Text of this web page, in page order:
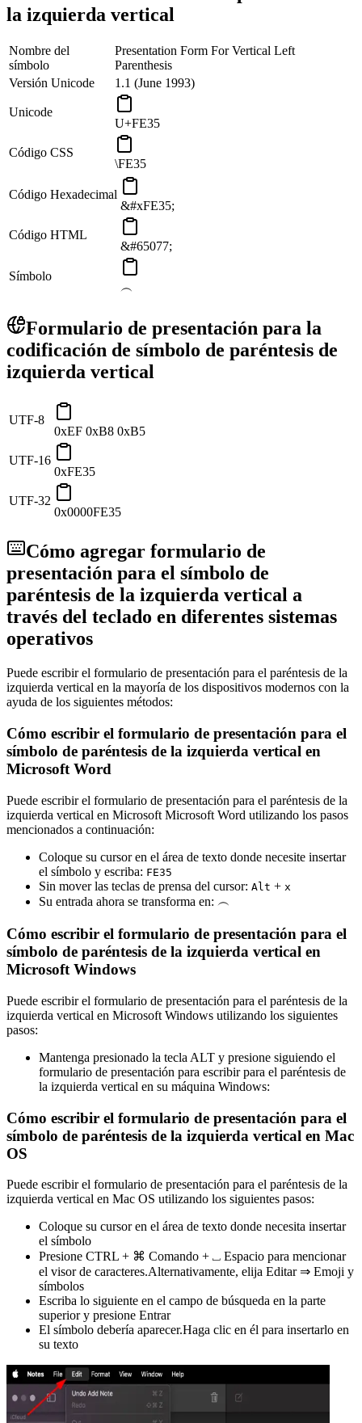
la izquierda vertical
Nombre del
símbolo
Presentation Form For Vertical Left
Parenthesis
Versión Unicode
1.1 (June 1993)
Unicode
U+FE35
Código CSS
\FE35
Código Hexadecimal
&#xFE35;
Código HTML
&#65077;
Símbolo
︵
Formulario de presentación para la
codificación de símbolo de paréntesis de
izquierda vertical
UTF-8
0xEF 0xB8 0xB5
UTF-16
0xFE35
UTF-32
0x0000FE35
Cómo agregar formulario de
presentación para el símbolo de
paréntesis de la izquierda vertical a
través del teclado en diferentes sistemas
operativos
Puede escribir el formulario de presentación para el paréntesis de la
izquierda vertical en la mayoría de los dispositivos modernos con la
ayuda de los siguientes métodos:
Cómo escribir el formulario de presentación para el
símbolo de paréntesis de la izquierda vertical en
Microsoft Word
Puede escribir el formulario de presentación para el paréntesis de la
izquierda vertical en Microsoft Microsoft Word utilizando los pasos
mencionados a continuación:
Coloque su cursor en el área de texto donde necesite insertar
el símbolo y escriba: FE35
Sin mover las teclas de prensa del cursor: Alt + x
Su entrada ahora se transforma en: ︵
Cómo escribir el formulario de presentación para el
símbolo de paréntesis de la izquierda vertical en
Microsoft Windows
Puede escribir el formulario de presentación para el paréntesis de la
izquierda vertical en Microsoft Windows utilizando los siguientes
pasos:
Mantenga presionado la tecla ALT y presione siguiendo el
formulario de presentación para escribir para el paréntesis de
la izquierda vertical en su máquina Windows:
Cómo escribir el formulario de presentación para el
símbolo de paréntesis de la izquierda vertical en Mac
OS
Puede escribir el formulario de presentación para el paréntesis de la
izquierda vertical en Mac OS utilizando los siguientes pasos:
Coloque su cursor en el área de texto donde necesita insertar
el símbolo
Presione CTRL + ⌘ Comando + ⎵ Espacio para mencionar
el visor de caracteres.Alternativamente, elija Editar ⇒ Emoji y
símbolos
Escriba lo siguiente en el campo de búsqueda en la parte
superior y presione Entrar
El símbolo debería aparecer.Haga clic en él para insertarlo en
su texto